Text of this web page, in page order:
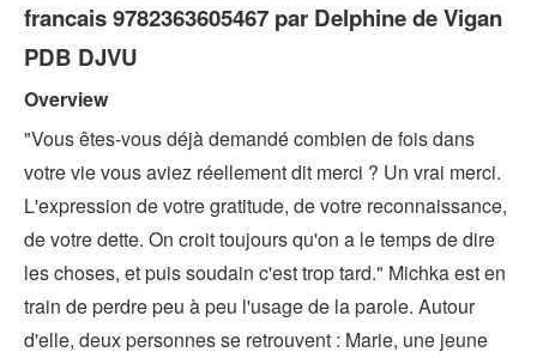
francais 9782363605467 par Delphine de Vigan
PDB DJVU
Overview
"Vous êtes-vous déjà demandé combien de fois dans
votre vie vous aviez réellement dit merci ? Un vrai merci.
L'expression de votre gratitude, de votre reconnaissance,
de votre dette. On croit toujours qu'on a le temps de dire
les choses, et puis soudain c'est trop tard." Michka est en
train de perdre peu à peu l'usage de la parole. Autour
d'elle, deux personnes se retrouvent : Marie, une jeune